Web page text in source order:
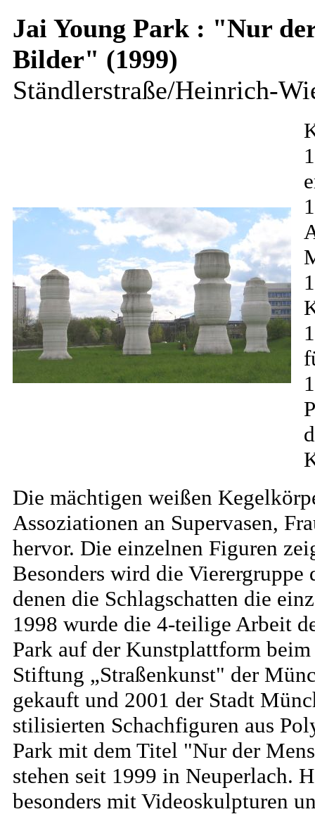
Jai Young Park : "Nur
Bilder" (1999)
Ständlerstraße/Heinrich-
Die mächtigen weißen
Assoziationen an Supervasen,
hervor. Die einzelnen Figuren
Besonders wird die
denen die Schlagschatten die
1998 wurde die 4-teilige Arbeit
Park auf der Kunstplattform
Stiftung „Straßenkunst" der
gekauft und 2001 der Stadt
stilisierten Schachfiguren aus
Park mit dem Titel "Nur der
stehen seit 1999 in Neuperlach.
besonders mit Videoskulpturen